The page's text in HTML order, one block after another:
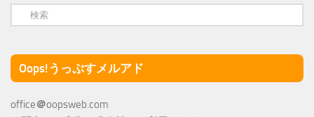
Oops!うっぷすメルアド
office＠oopsweb.com